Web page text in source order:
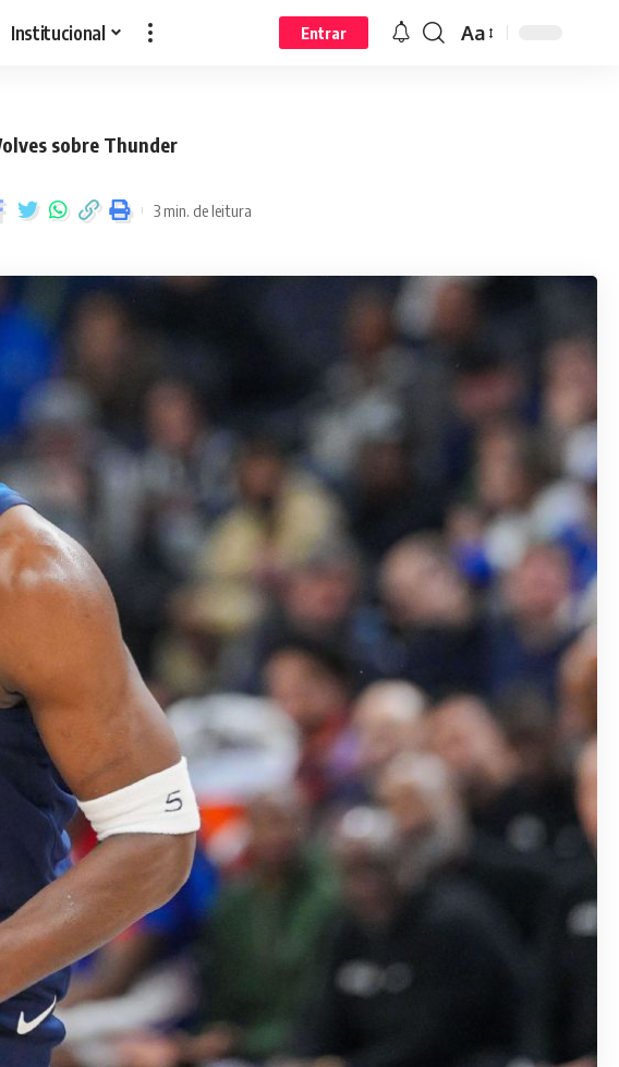
Institucional Entrar Aa
sobre Thunder
3 min. de leitura